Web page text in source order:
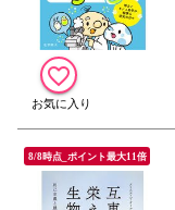
8/8時点_ポイント最大11倍